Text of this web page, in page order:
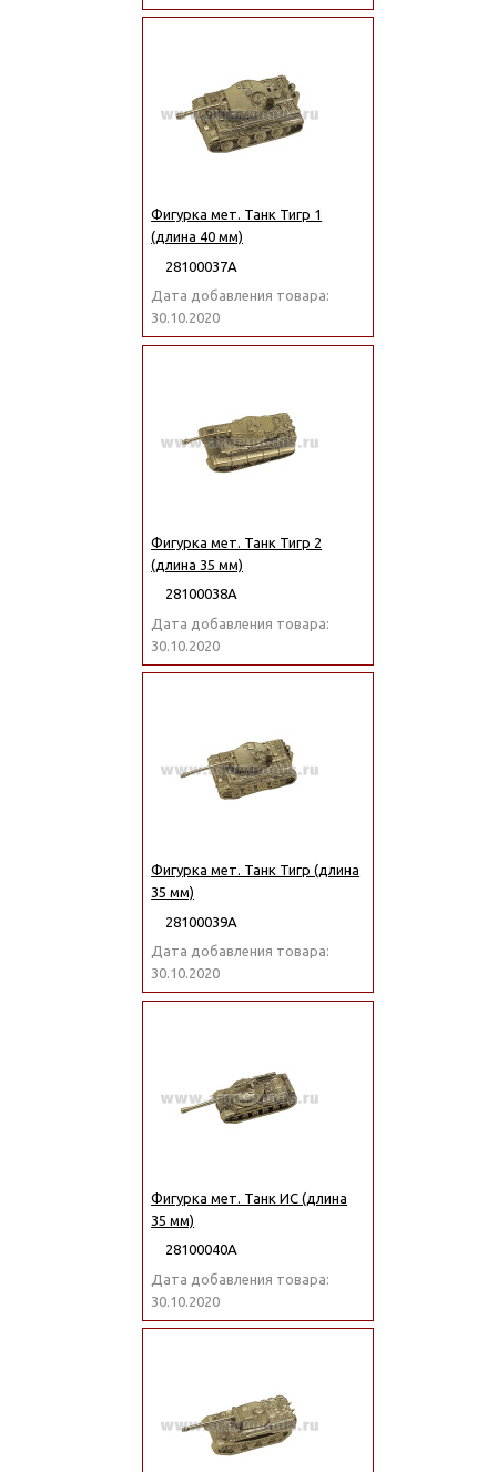
Фигурка мет. Танк Тигр 1
(длина 40 мм)
28100037А
Дата добавления товара:
30.10.2020
Фигурка мет. Танк Тигр 2
(длина 35 мм)
28100038А
Дата добавления товара:
30.10.2020
Фигурка мет. Танк Тигр (длина
35 мм)
28100039А
Дата добавления товара:
30.10.2020
Фигурка мет. Танк ИС (длина
35 мм)
28100040А
Дата добавления товара:
30.10.2020